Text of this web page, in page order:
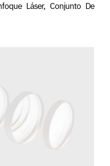
Láser, Conjunto De